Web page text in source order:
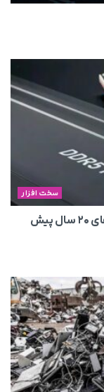
سخت افزار
تقاضای هوش مصنوعی بازار رم را به قیمت های ۲۰ سال پیش